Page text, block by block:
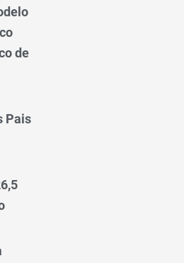
de
Pais